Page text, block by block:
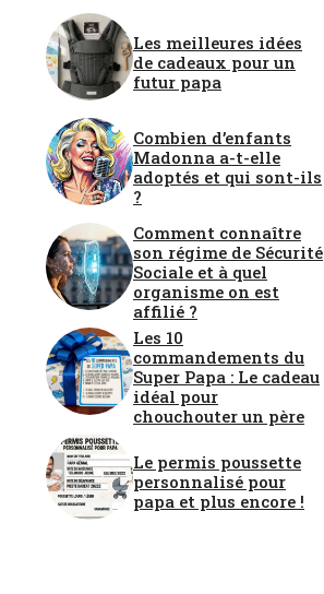
Les meilleures idées
de cadeaux pour un
futur papa
Combien d’enfants
Madonna a-t-elle
adoptés et qui sont-ils
?
Comment connaître
son régime de Sécurité
Sociale et à quel
organisme on est
affilié ?
Les 10
commandements du
Super Papa : Le cadeau
idéal pour
chouchouter un père
Le permis poussette
personnalisé pour
papa et plus encore !